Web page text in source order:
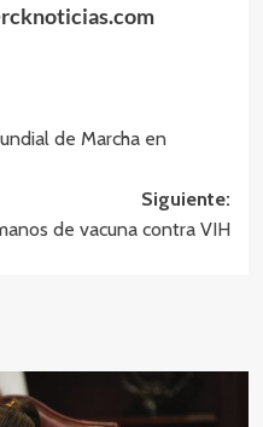
de Marcha en
Siguiente:
de vacuna contra VIH